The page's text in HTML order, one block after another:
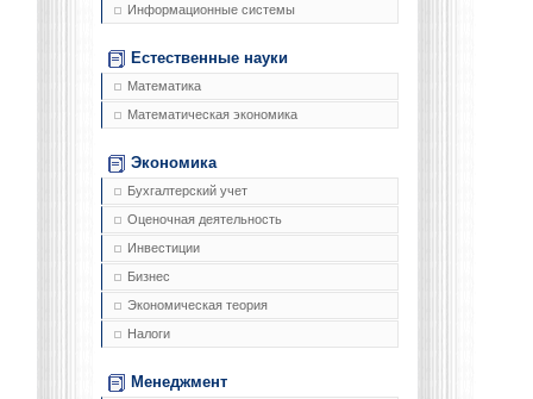
Информационные системы
Естественные науки
Математика
Математическая экономика
Экономика
Бухгалтерский учет
Оценочная деятельность
Инвестиции
Бизнес
Экономическая теория
Налоги
Менеджмент